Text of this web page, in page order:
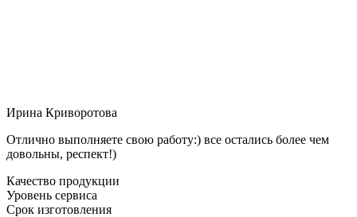
Ирина Криворотова
Отлично выполняете свою работу:) все остались более чем
довольны, респект!)
Качество продукции
Уровень сервиса
Срок изготовления